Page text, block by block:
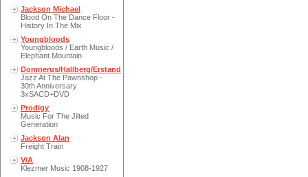
Jackson Michael
Blood On The Dance Floor -
History In The Mix
Youngbloods
Youngbloods / Earth Music /
Elephant Mountain
Domnerus/Hallberg/Erstand
Jazz At The Pawnshop -
30th Anniversary
3xSACD+DVD
Prodigy
Music For The Jilted
Generation
Jackson Alan
Freight Train
V/A
Klezmer Music 1908-1927